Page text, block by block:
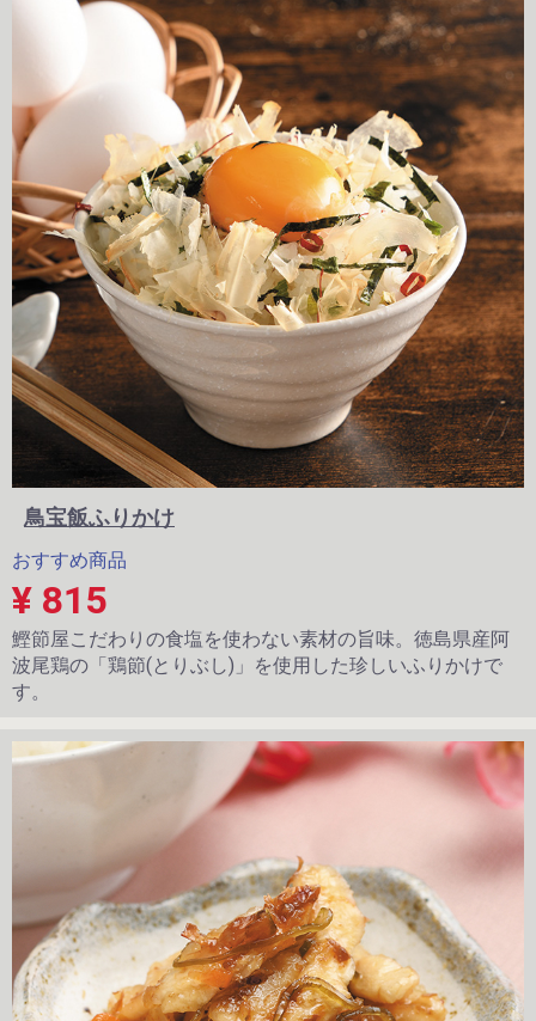
鳥宝飯ふりかけ
おすすめ商品
¥ 815
鰹節屋こだわりの食塩を使わない素材の旨味。徳島県産阿
波尾鶏の「鶏節(とりぶし)」を使用した珍しいふりかけで
す。